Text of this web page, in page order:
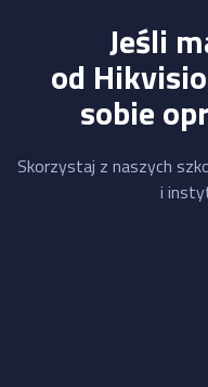
Jeśli
od
sobie
Skorzystaj z naszych
i